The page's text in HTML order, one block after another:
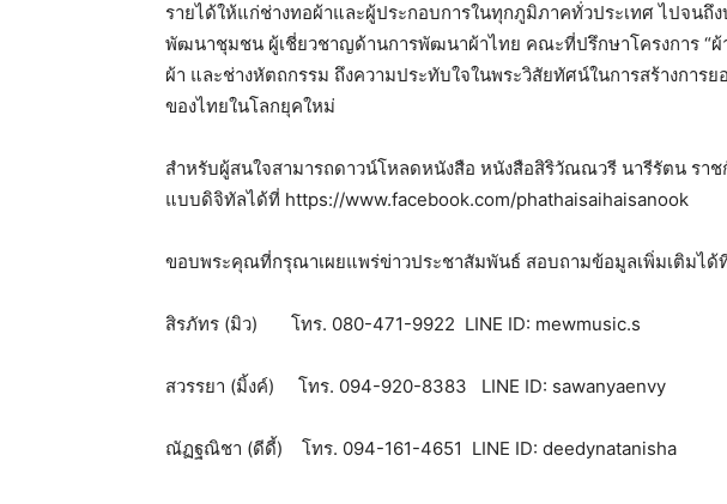
รายได้ให้แก่ช่างทอผ้าและผู้ประกอบการในทุกภูมิภาคทั่วประเทศ ไปจน
พัฒนาชุมชน ผู้เชี่ยวชาญด้านการพัฒนาผ้าไทย คณะที่ปรึกษาโครงการ “ผ้
ผ้า และช่างหัตถกรรม ถึงความประทับใจในพระวิสัยทัศน์ในการสร้างกา
ของไทยในโลกยุคใหม่
สำหรับผู้สนใจสามารถดาวน์โหลดหนังสือ หนังสือสิริวัณณวรี นารีรัตน รา
แบบดิจิทัลได้ที่ https://www.facebook.com/phathaisaihaisanook
ขอบพระคุณที่กรุณาเผยแพร่ข่าวประชาสัมพันธ์ สอบถามข้อมูลเพิ่มเติมได้
สิรภัทร (มิว) โทร. 080-471-9922 LINE ID: mewmusic.s
สวรรยา (มิ้งค์) โทร. 094-920-8383 LINE ID: sawanyaenvy
ณัฏฐณิชา (ดีดี้) โทร. 094-161-4651 LINE ID: deedynatanisha